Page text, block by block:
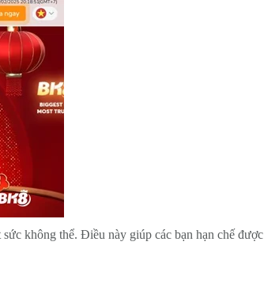
không thể. Điều này giúp các bạn hạn chế được